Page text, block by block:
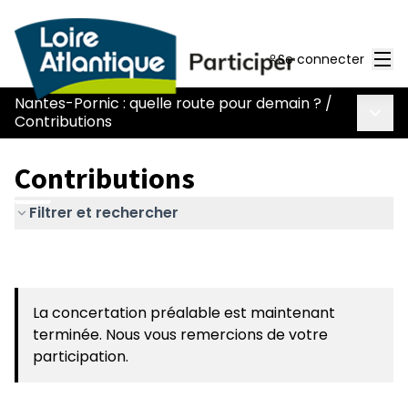
Se connecter
Nantes-Pornic : quelle route pour demain ? /
Contributions
Contributions
Filtrer et rechercher
La concertation préalable est maintenant
terminée. Nous vous remercions de votre
participation.